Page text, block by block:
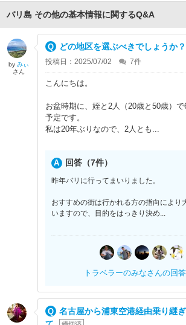
バリ島 その他の基本情報に関するQ&A
どの地区を選ぶべきでしょうか？
投稿日：2025/07/02 7件
こんにちは。
お盆時期に、姪と2人（20歳と50歳）
予定です。
私は20年ぶりなので、2人とも ...
回答（7件）
昨年バリに行ってまいりました。
おすすめの街は行かれる方の指向により
いますので、目的をはっきり決め...
トラベラーのみなさんの回
by みぃ
さん
名古屋から浦東空港経由乗り継